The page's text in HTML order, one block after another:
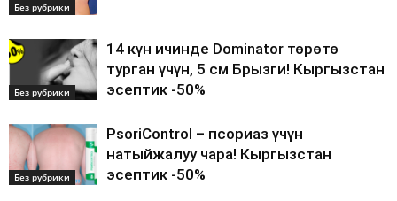
Без рубрики
Без рубрики
14 күн ичинде Dominator төрөтө
турган үчүн, 5 см Брызги! Кыргызстан
эсептик -50%
Без рубрики
PsoriControl – псориаз үчүн
натыйжалуу чара! Кыргызстан
эсептик -50%